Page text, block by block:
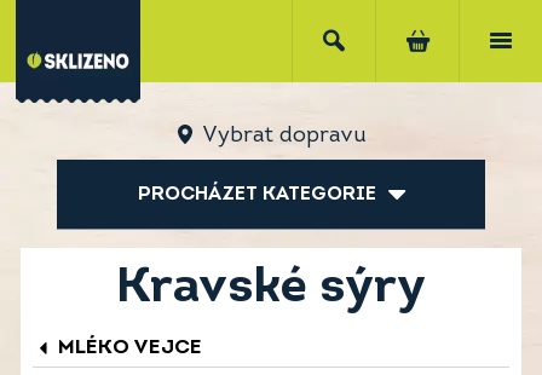
Vybrat dopravu
PROCHÁZET KATEGORIE
Kravské sýry
MLÉKO VEJCE